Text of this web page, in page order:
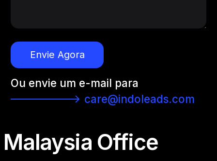
Envie Agora
Ou envie um e-mail para
care@indoleads.com
Malaysia Office